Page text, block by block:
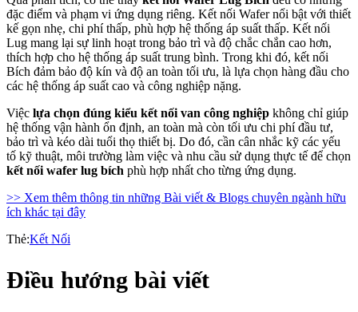
đặc điểm và phạm vi ứng dụng riêng. Kết nối Wafer nổi bật với thiết
kế gọn nhẹ, chi phí thấp, phù hợp hệ thống áp suất thấp. Kết nối
Lug mang lại sự linh hoạt trong bảo trì và độ chắc chắn cao hơn,
thích hợp cho hệ thống áp suất trung bình. Trong khi đó, kết nối
Bích đảm bảo độ kín và độ an toàn tối ưu, là lựa chọn hàng đầu cho
các hệ thống áp suất cao và công nghiệp nặng.
Việc lựa chọn đúng kiểu kết nối van công nghiệp không chỉ giúp
hệ thống vận hành ổn định, an toàn mà còn tối ưu chi phí đầu tư,
bảo trì và kéo dài tuổi thọ thiết bị. Do đó, cần cân nhắc kỹ các yếu
tố kỹ thuật, môi trường làm việc và nhu cầu sử dụng thực tế để chọn
kết nối wafer lug bích phù hợp nhất cho từng ứng dụng.
>> Xem thêm thông tin những Bài viết & Blogs chuyên ngành hữu
ích khác tại đây
Thẻ:Kết Nối
Điều hướng bài viết